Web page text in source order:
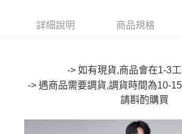
【大哥付你分期使用說明】
3.實際核准額度、可分期數及費用金額請依後續交易
4.訂單成立30分鐘內，如未前往確認交易或遇審核
消。如遇「轉專審核」未通過狀況，表示未達大哥
【繳款方式說明】
AFTEE先享後付
AFTEE先享後付是「在收到商品之後才付款」的支
便利好安心！
１．簡單：不需註冊會員、不需綁卡、不需儲值。
２．便利：只要手機號碼，簡訊認證，即可結帳。
全家取貨付款
詳細說明 商品規格
-> 如有現貨,商品會在1-3
-> 遇商品需要調貨,調貨時間為10-
請斟酌購買